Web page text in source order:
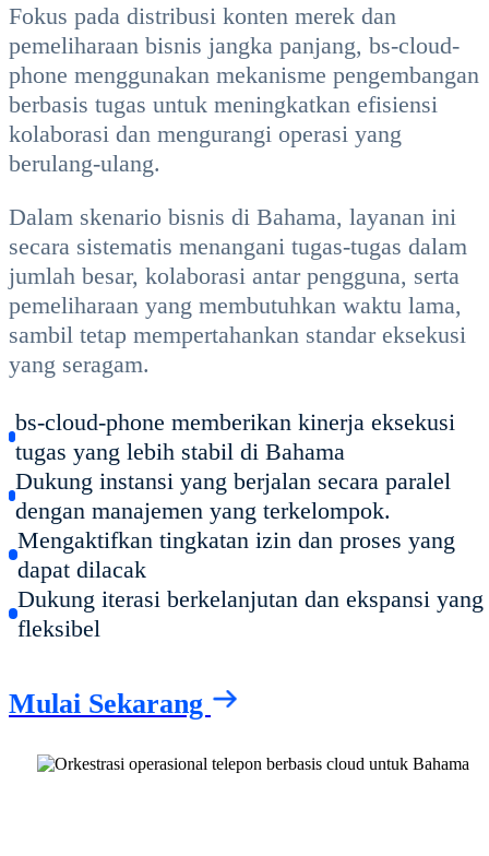
Fokus pada distribusi konten merek dan
pemeliharaan bisnis jangka panjang, bs-cloud-
phone menggunakan mekanisme pengembangan
berbasis tugas untuk meningkatkan efisiensi
kolaborasi dan mengurangi operasi yang
berulang-ulang.
Dalam skenario bisnis di Bahama, layanan ini
secara sistematis menangani tugas-tugas dalam
jumlah besar, kolaborasi antar pengguna, serta
pemeliharaan yang membutuhkan waktu lama,
sambil tetap mempertahankan standar eksekusi
yang seragam.
bs-cloud-phone memberikan kinerja eksekusi
tugas yang lebih stabil di Bahama
Dukung instansi yang berjalan secara paralel
dengan manajemen yang terkelompok.
Mengaktifkan tingkatan izin dan proses yang
dapat dilacak
Dukung iterasi berkelanjutan dan ekspansi yang
fleksibel
Mulai Sekarang